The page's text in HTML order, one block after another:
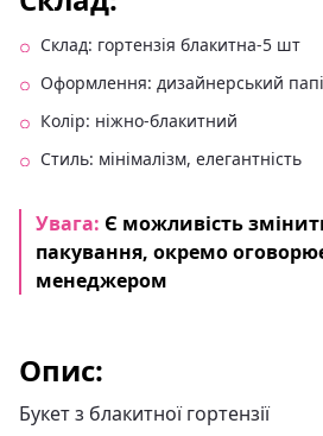
Склад: гортензія блакитна-5 шт
Оформлення: дизайнерський
Колір: ніжно-блакитний
Стиль: мінімалізм, елегантність
Увага: Є можливість
пакування, окремо
менеджером
Опис:
Букет з блакитної гортензії